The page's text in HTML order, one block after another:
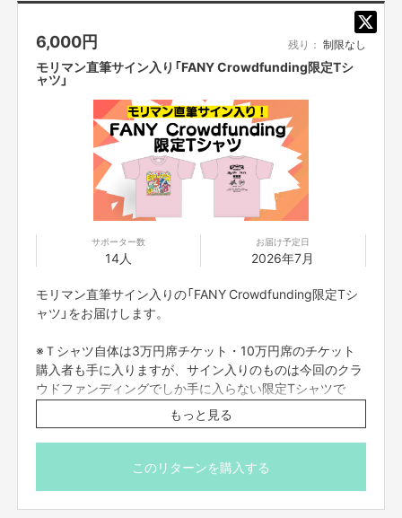
▽開催概要
モリマンフェスファイナル
【日時】
2026年6月13日（土） 開場 15:00 ／ 開演 16:00
Zepp Sapporo（北海道札幌市中央区南9条西4丁目4）
1階スタンディング： 10,000円
2階指定席： 30,000円（優先入場、指定席、限定Ｔシャツ）
2階VIP指定席： 100,000円（優先入場、
センター最前列指定席、記念グ
シャツ含む）、
オリジナルシャンパン、全出演者サイン入りＳＰポスター、モリマンとフ
ェスパネル前記念撮影）
【出演】
アーティスト：清水ミチコ、MAX、柳家睦&THE RATBONES、ELECTRIC
MACHINE GUN TITS、T字路s
ずらん、リングリンデ、秘蔵
オープニングアクト：小西麻里菜バンド、フルーティー
【チケット販売】
【注意事項】
※ワンドリンクオーダー制となります。会場にて別途600円をお支払いくだ
※車椅子でご来場のお客様は、チケット購入前に札幌よしもと（011-219-
1122）までご連絡ください。
※ニックネームは1つのみです。
※本名、企業名・団体名、メッセージが含まれている、も
しくは未記載の場合、掲載は無しとさせていただきます。
現とプランナーが判断した場合、掲載は無しとさせていた
だきます。
※掲載位置・文字サイズ・掲出方法の指定はできません。
※当社が規定する「ご支援にあたっての注意事項」（本文に
記載）に違反していると確認された場合は、いかなる理由
においてもリターンは履行せず、返金させていただきま
※ページ本文に記載された「ご支援にあたっての注意事項」
「ご支援に関しての利用規約」をご確認いただき、ご支援い
6,000円 残り： 制限なし
モリマン直筆サイン入り「FANY Crowdfunding限定Tシ
ャツ」
サポーター数
14人
お届け予定日
2026年7月
モリマン直筆サイン入りの「FANY Crowdfunding限定Tシ
ャツ」をお届けします。
※Ｔシャツ自体は3万円席チケット・10万円席のチケット
購入者も手に入りますが、サイン入りのものは今回のクラ
ウドファンディングでしか手に入らない限定Tシャツで
す！
※送料込みです。
※イベント当日のお渡しはございません。
もっと見る
このリターンを購入する